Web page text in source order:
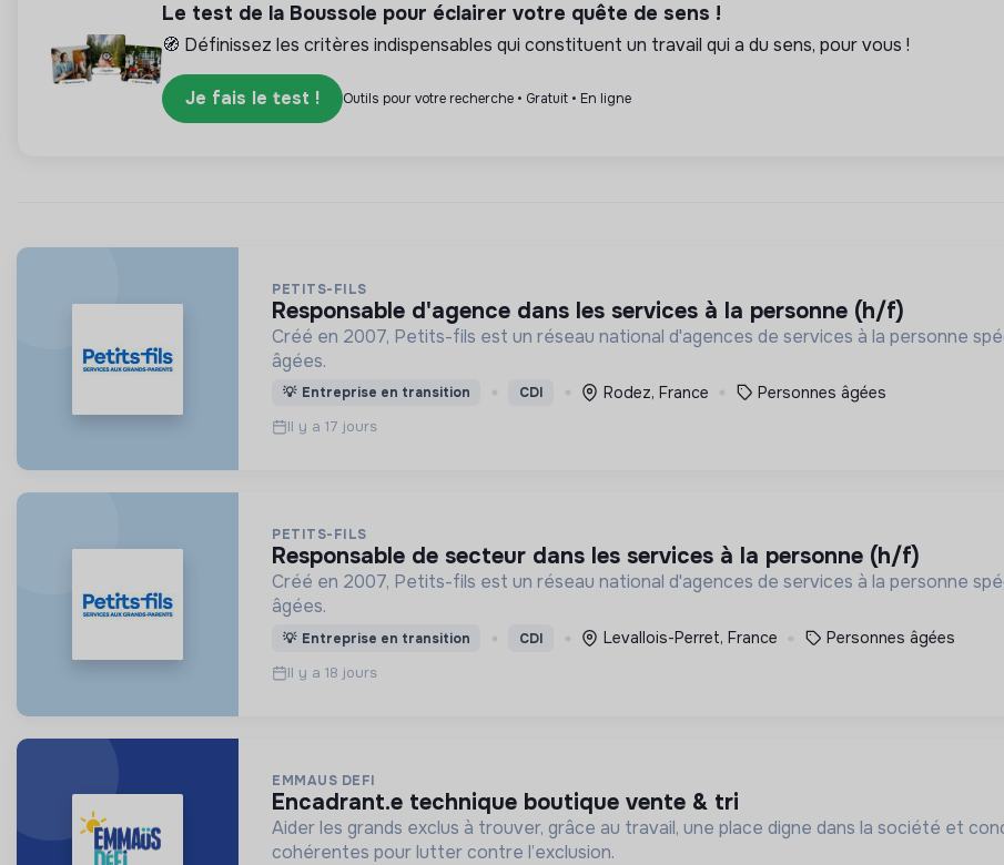
Le test de la Boussole pour éclairer votre quête de sens !
🧭 Définissez les critères indispensables qui constituent un travail qui a du sens, pour vous !
Je fais le test ! Outils pour votre recherche • Gratuit • En ligne
PETITS-FILS
responsable d'agence dans les services à la personne (h/f)
Créé en 2007, Petits-fils est un réseau national d'agences de services à la personne
âgées.
💡 Entreprise en transition CDI Rodez, France Personnes âgées
Il y a 17 jours
PETITS-FILS
responsable de secteur dans les services à la personne (h/f)
Créé en 2007, Petits-fils est un réseau national d'agences de services à la personne
âgées.
💡 Entreprise en transition CDI Levallois-Perret, France Personnes âgées
Il y a 18 jours
EMMAUS DEFI
encadrant.e technique boutique vente & tri
Aider les grands exclus à trouver, grâce au travail, une place digne dans la société et
cohérentes pour lutter contre l’exclusion.